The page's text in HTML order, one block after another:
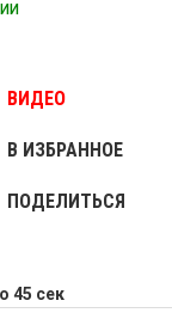
ВИДЕО
В ИЗБРАННОЕ
ПОДЕЛИТЬСЯ
45 сек